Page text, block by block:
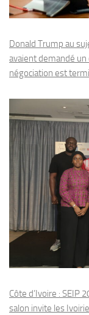
Donald Trump au
avaient demandé
négociation est
Côte d’Ivoire : SEIP
salon invite les